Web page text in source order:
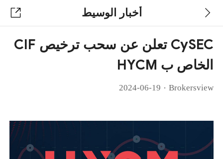
أخبار الوسيط
CySEC تعلن عن سحب ترخيص CIF
الخاص ب HYCM
Brokersview
·
2024-06-19